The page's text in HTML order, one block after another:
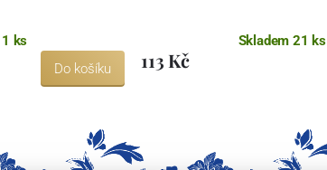
ks
Do košíku
Skladem 21 ks
113 Kč